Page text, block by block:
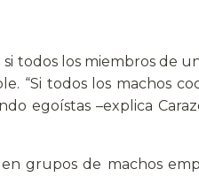
todos los miembros de
“Si todos los machos
egoístas –explica
grupos de machos